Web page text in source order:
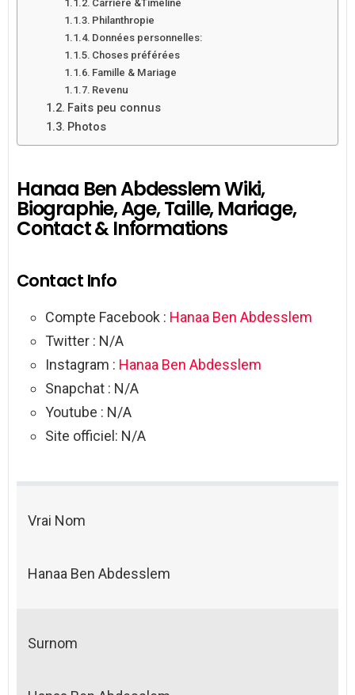
Carrière &Timeline
Philanthropie
Données personnelles:
Choses préférées
Famille & Mariage
Revenu
Faits peu connus
Photos
Hanaa Ben Abdesslem Wiki,
Biographie, Age, Taille, Mariage,
Contact & Informations
Contact Info
Compte Facebook : Hanaa Ben Abdesslem
Twitter : N/A
Instagram : Hanaa Ben Abdesslem
Snapchat : N/A
Youtube : N/A
Site officiel: N/A
Vrai Nom
Hanaa Ben Abdesslem
Surnom